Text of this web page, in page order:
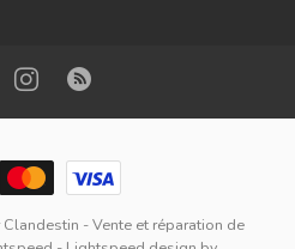
- Vente et réparation de